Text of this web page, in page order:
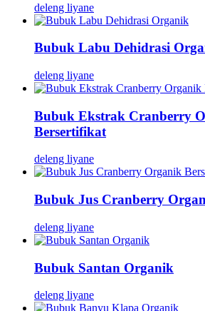
deleng liyane
Bubuk Labu Dehidrasi
deleng liyane
Bubuk Ekstrak Cranberry
Bersertifikat
deleng liyane
Bubuk Jus Cranberry
deleng liyane
Bubuk Santan Organik
deleng liyane